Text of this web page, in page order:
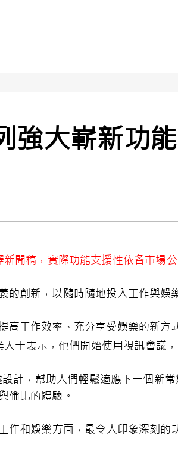
強大嶄新功
聞稿，實際功能支援性依各市場
創新，以隨時隨地投入工作與娛
高工作效率、充分享受娛樂的新
人士表示，他們開始使用視訊會議
計，幫助人們輕鬆適應下一個新
倫比的體驗。
和娛樂方面，最令人印象深刻的